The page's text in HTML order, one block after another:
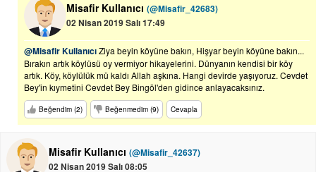
Misafir Kullanıcı (@Misafir_42683)
02 Nisan 2019 Salı 17:49
@Misafir KullanıcıZiya beyin köyüne bakın, Hişyar beyin köyüne bakın...
Bırakın artık köylüsü oy vermiyor hikayelerini. Dünyanın kendisi bir köy
artık. Köy, köylülük mü kaldı Allah aşkına. Hangi devirde yaşıyoruz. Cevdet
Bey'in kıymetini Cevdet Bey Bingöl'den gidince anlayacaksınız.
Beğendim (2) Beğenmedim (9) Cevapla
Misafir Kullanıcı (@Misafir_42637)
02 Nisan 2019 Salı 08:05